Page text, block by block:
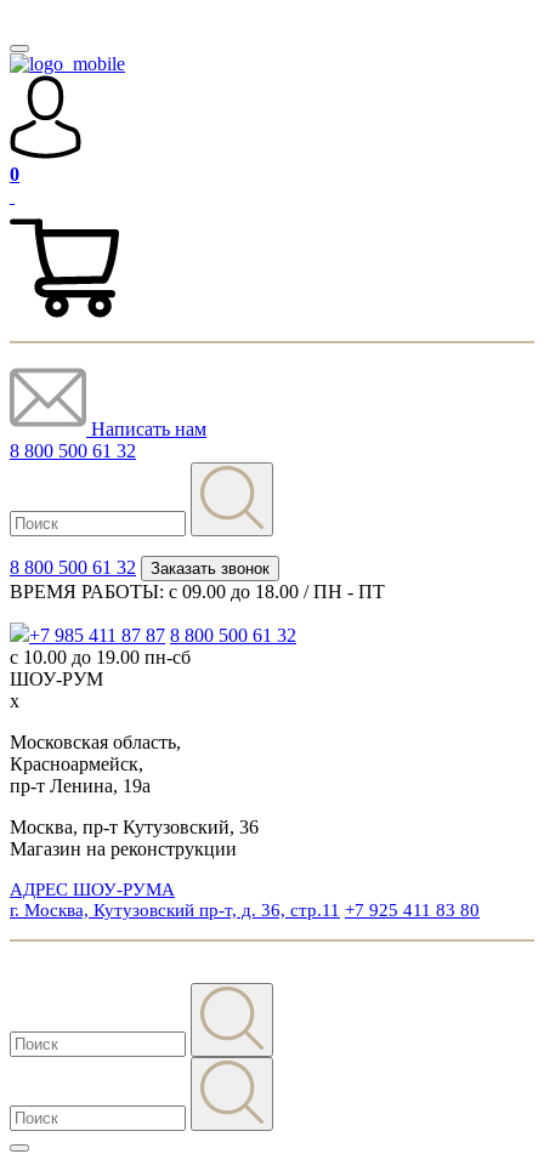
0
Написать нам
8 800 500 61 32
8 800 500 61 32 Заказать звонок
ВРЕМЯ РАБОТЫ: с 09.00 до 18.00 / ПН - ПТ
+7 985 411 87 87 8 800 500 61 32
с 10.00 до 19.00 пн-сб
ШОУ-РУМ
x
Московская область,
Красноармейск,
пр-т Ленина, 19а
Москва, пр-т Кутузовский, 36
Магазин на реконструкции
АДРЕС ШОУ-РУМА
г. Москва, Кутузовский пр-т, д. 36, стр.11 +7 925 411 83 80